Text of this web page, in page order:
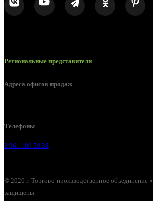
Региональные представители
Адреса офисов продаж
Телефоны
8 961 109 59 38
© 2026 г. Торгово-производственное объединение
защищены.